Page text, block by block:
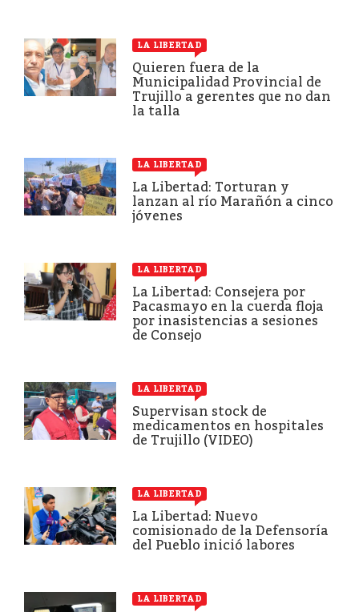
LA LIBERTAD
Quieren fuera de la
Municipalidad Provincial de
Trujillo a gerentes que no dan
la talla
LA LIBERTAD
La Libertad: Torturan y
lanzan al río Marañón a cinco
jóvenes
LA LIBERTAD
La Libertad: Consejera por
Pacasmayo en la cuerda floja
por inasistencias a sesiones
de Consejo
LA LIBERTAD
Supervisan stock de
medicamentos en hospitales
de Trujillo (VIDEO)
LA LIBERTAD
La Libertad: Nuevo
comisionado de la Defensoría
del Pueblo inició labores
LA LIBERTAD